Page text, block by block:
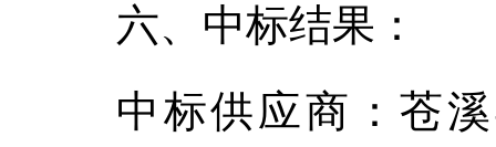
六、中标结果：
中标供应商：苍